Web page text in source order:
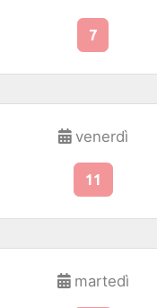
7
venerdì
11
martedì